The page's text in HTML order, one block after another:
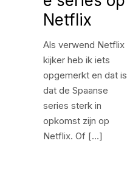
Netflix
Als verwend Netflix
kijker heb ik iets
opgemerkt en dat is
dat de Spaanse
series sterk in
opkomst zijn op
Netflix. Of […]